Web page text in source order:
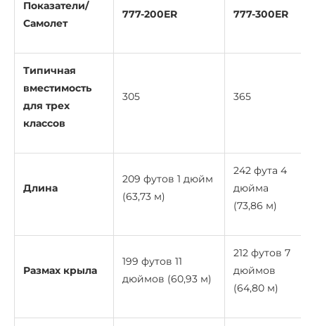
Показатели/
Самолет
777-200ER 777-300ER
Типичная
вместимость
для трех
классов
305 365
Длина
209 футов 1 дюйм
(63,73 м)
242 фута 4
дюйма
(73,86 м)
Размах крыла
199 футов 11
дюймов (60,93 м)
212 футов 7
дюймов
(64,80 м)